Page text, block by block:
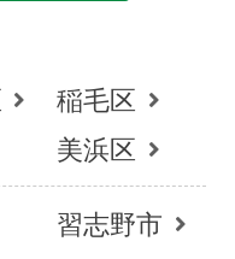
稲毛区
美浜区
習志野市